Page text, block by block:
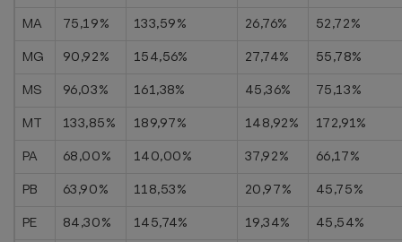
MA
75,19% 133,59% 26,76%
52,72%
MG
90,92% 154,56% 27,74%
55,78%
MS
96,03% 161,38% 45,36%
75,13%
MT
133,85% 189,97% 148,92%
172,91%
PA
68,00% 140,00% 37,92%
66,17%
PB
63,90% 118,53% 20,97%
45,75%
PE
84,30% 145,74% 19,34%
45,54%